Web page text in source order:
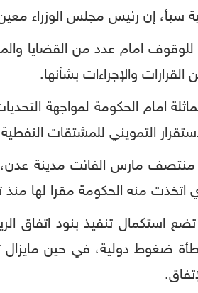
سبأ، إن رئيس مجلس الوزراء
امام عدد من القضايا
والإجراءات بشأنها.
امام الحكومة لمواجهة
التمويني للمشتقات
مارس الفائت مدينة عدن،
منه الحكومة مقرا لها
استكمال تنفيذ بنود اتفاق
ضغوط دولية، في حين مايزال